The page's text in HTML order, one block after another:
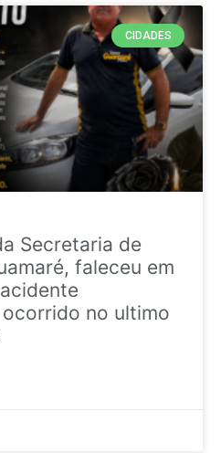
CIDADES
Secretaria de
faleceu em
no ultimo